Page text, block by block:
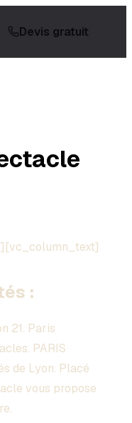
Devis gratuit
:
21. Paris
PARIS
de Lyon. Placé
vous propose